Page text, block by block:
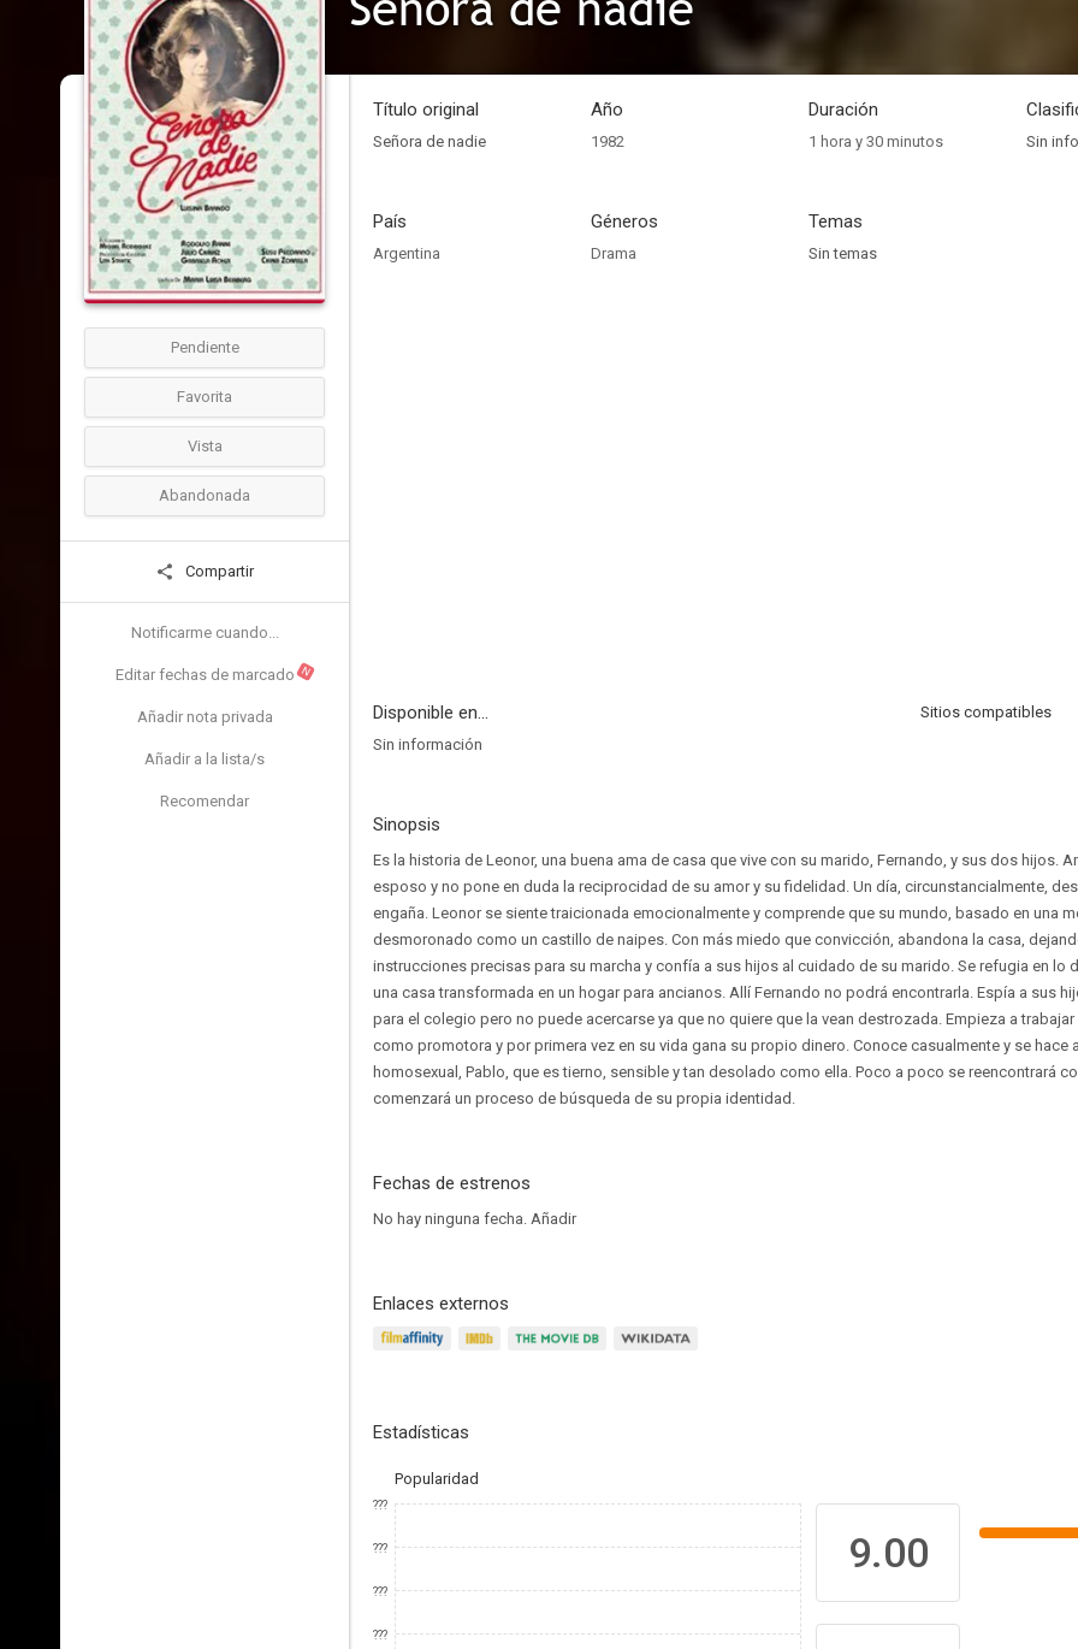
Pendiente
Favorita
Vista
Abandonada
Compartir
Notificarme cuando...
Editar fechas de marcado N
Añadir nota privada
Añadir a la lista/s
Recomendar
Título original
Señora de nadie
Año
1982
Duración
1 hora y 30 minutos Sin
País
Argentina
Géneros
Drama
Temas
Sin temas
Disponible en...
Sitios compatibles
Sin información
Sinopsis
Es la historia de Leonor, una buena ama de casa que vive con su marido, Fernando, y sus dos hijos.
esposo y no pone en duda la reciprocidad de su amor y su fidelidad. Un día, circunstancialmente,
engaña. Leonor se siente traicionada emocionalmente y comprende que su mundo, basado en una
desmoronado como un castillo de naipes. Con más miedo que convicción, abandona la casa,
instrucciones precisas para su marcha y confía a sus hijos al cuidado de su marido. Se refugia en lo
una casa transformada en un hogar para ancianos. Allí Fernando no podrá encontrarla. Espía a sus
para el colegio pero no puede acercarse ya que no quiere que la vean destrozada. Empieza a
como promotora y por primera vez en su vida gana su propio dinero. Conoce casualmente y se hace
homosexual, Pablo, que es tierno, sensible y tan desolado como ella. Poco a poco se reencontrará
comenzará un proceso de búsqueda de su propia identidad.
Fechas de estrenos
No hay ninguna fecha. Añadir
Enlaces externos
Estadísticas
Popularidad
???
???
???
???
9.00